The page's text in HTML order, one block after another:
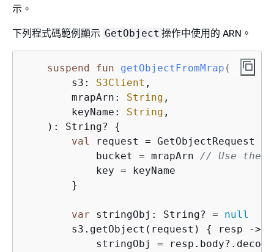
示。
下列程式碼範例顯示 GetObject 操作中使用的 ARN。
suspend fun getObjectFromMrap (
        s3:
S3Client ,
        mrapArn:
String ,
        keyName:
String ,
    )
: String? {
val
request = GetObjectRequest
            bucket = mrapArn
// Use the
            key = keyName
        }
var stringObj: String? = null
        s3.getObject(request)
{
resp ->
stringObj =